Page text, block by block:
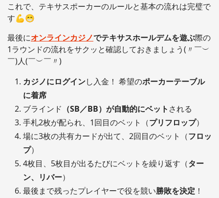
これで、テキサスポーカーのルールと基本の流れは完璧で
す💪😁
最後にオンラインカジノでテキサスホールデムを遊ぶ際の
1ラウンドの流れをサクッと確認しておきましょう(〃￣︶
￣)人(￣︶￣〃)
カジノにログインし入金！ 希望のポーカーテーブル
に着席
ブラインド （SB／BB）が自動的にベット される
手札2枚が配られ、1回目のベット（プリフロップ）
場に3枚の共有カードが出て、2回目のベット（フロッ
プ）
4枚目、5枚目が出るたびにベットを繰り返す（ター
ン、リバー）
最後まで残ったプレイヤーで役を競い勝敗を決定 ！